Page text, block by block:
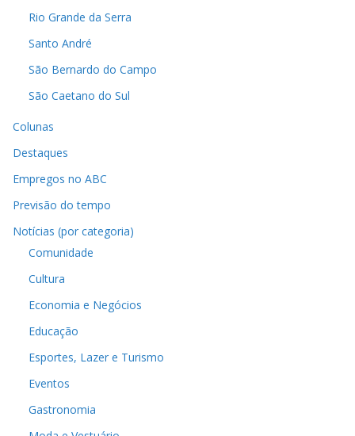
Rio Grande da Serra
Santo André
São Bernardo do Campo
São Caetano do Sul
Colunas
Destaques
Empregos no ABC
Previsão do tempo
Notícias (por categoria)
Comunidade
Cultura
Economia e Negócios
Educação
Esportes, Lazer e Turismo
Eventos
Gastronomia